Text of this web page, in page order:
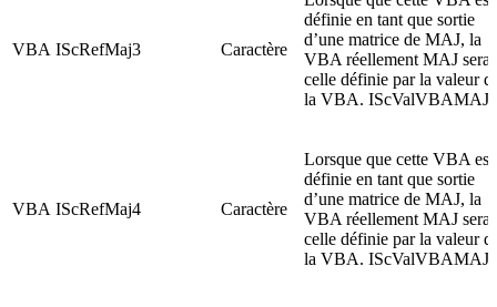
VBA IScRefMaj3 Caractère
définie en tant que sortie
d’une matrice de MAJ, la
VBA réellement MAJ sera
celle définie par la valeur
la VBA. IScValVBAMAJ3
VBA IScRefMaj4 Caractère
Lorsque que cette VBA est
définie en tant que sortie
d’une matrice de MAJ, la
VBA réellement MAJ sera
celle définie par la valeur
la VBA. IScValVBAMAJ4